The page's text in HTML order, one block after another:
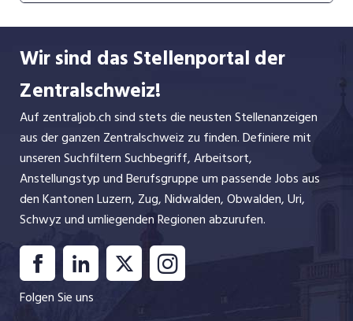
Wir sind das Stellenportal der
Zentralschweiz!
Auf zentraljob.ch sind stets die neusten Stellenanzeigen
aus der ganzen Zentralschweiz zu finden. Definiere mit
unseren Suchfiltern Suchbegriff, Arbeitsort,
Anstellungstyp und Berufsgruppe um passende Jobs aus
den Kantonen Luzern, Zug, Nidwalden, Obwalden, Uri,
Schwyz und umliegenden Regionen abzurufen.
Folgen Sie uns